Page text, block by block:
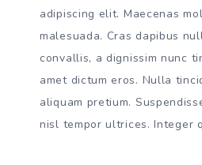
adipiscing elit. Maecenas
malesuada. Cras dapibus
convallis, a dignissim nunc
amet dictum eros. Nulla
aliquam pretium.
nisl tempor ultrices. Integer